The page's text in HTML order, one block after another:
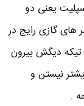
یعنی دو
های گازی رایج در
دیگش بیرون
نیستن و
.